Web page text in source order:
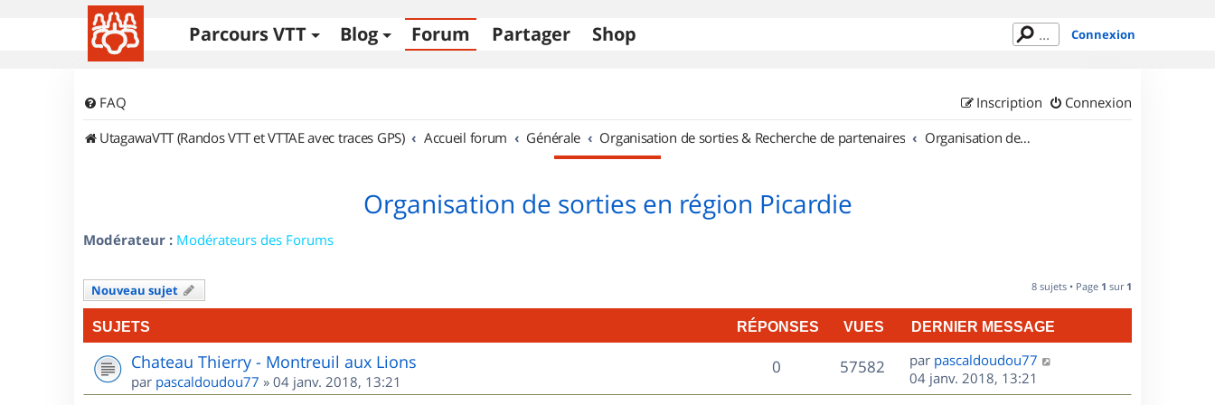
Parcours VTT Blog Forum Partager Shop Connexion
FAQ Connexion
Inscription
UtagawaVTT (Randos VTT et VTTAE avec traces GPS)
Accueil forum Générale Organisation de sorties & Recherche de partenaires Organisation de sorties en région Picardie
Organisation de sorties en région Picardie
Modérateur : Modérateurs des Forums
Nouveau sujet 8 sujets • Page 1 sur 1
SUJETS RÉPONSES VUES DERNIER MESSAGE
Chateau Thierry - Montreuil aux Lions
par pascaldoudou77 » 04 janv. 2018, 13:21
0R
é
57582V
u
D
e
r
par pascaldoudou77
04 janv. 2018, 13:21